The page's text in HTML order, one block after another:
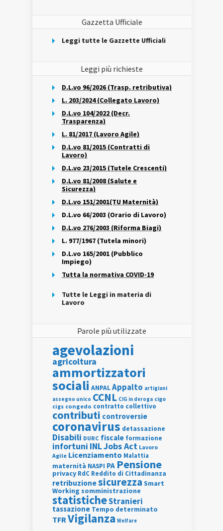
Gazzetta Ufficiale
Leggi tutte le Gazzette Ufficiali
Leggi più richieste
D.L.vo 96/2026 (Trasp. retributiva)
L. 203/2024 (Collegato Lavoro)
D.L.vo 104/2022 (Decr.
Trasparenza)
L. 81/2017 (Lavoro Agile)
D.L.vo 81/2015 (Contratti di
Lavoro)
D.L.vo 23/2015 (Tutele Crescenti)
D.L.vo 81/2008 (Salute e
Sicurezza)
D.L.vo 151/2001(TU Maternità)
D.L.vo 66/2003 (Orario di Lavoro)
D.L.vo 276/2003 (Riforma Biagi)
L. 977/1967 (Tutela minori)
D.L.vo 165/2001 (Pubblico
Impiego)
Tutta la normativa COVID-19
Tutte le Leggi in materia di
Lavoro
Parole più utilizzate
agevolazioni
agricoltura
ammortizzatori
sociali ANPALAppalto artigiani
assegno unico CCNL CIG in deroga cigo
cigs congedo contratto collettivo
contributi controversie
coronavirus detassazione
Disabili DURC fiscale formazione
infortuni INLJobs Act Lavoro
Agile Licenziamento Malattia
maternità NASPI PA Pensione
privacy RdC Reddito di Cittadinanza
retribuzionesicurezza Smart
Working somministrazione
statisticheStranieri
tassazione Tempo determinato
TFRVigilanza Welfare